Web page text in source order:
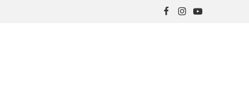
Facebook
Instagram
YouTube